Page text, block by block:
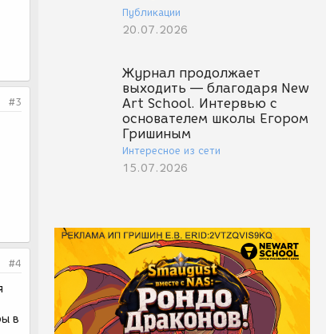
Публикации
20.07.2026
Журнал продолжает
выходить — благодаря New
Art School. Интервью с
основателем школы Егором
Гришиным
Интересное из сети
15.07.2026
#3
#4
в